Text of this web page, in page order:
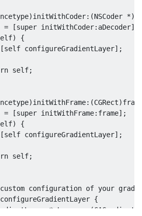
)initWithCoder:(NSCoder *)
= [super initWithCoder: aDecoder];
)
{
[self configureGradientLayer];
self;
)initWithFrame:(CGRect)
= [super initWithFrame: frame];
)
{
[self configureGradientLayer];
self;
custom configuration of your
configureGradientLayer {
* gLayer (